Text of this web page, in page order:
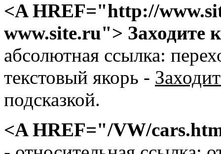
<A HREF="httр://
www.site.ru"> Заходите
абсолютная ссылка:
текстовый якорь -
подсказкой.
<A HREF="/VW/